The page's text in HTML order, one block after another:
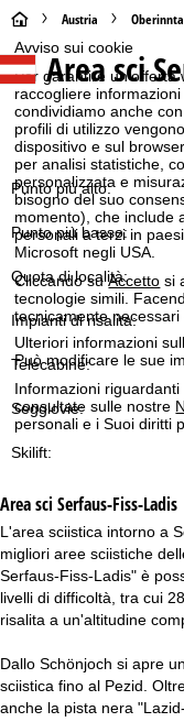
Avviso sui cookie
Per garantire un'offerta
raccogliere
condividiamo anche
profili di utilizzo
dispositivo e sul
per analisi statistiche,
personalizzata e
bisogno del suo
momento), che include
personali a terzi in
Microsoft negli USA.
Cliccando suAccetto si
tecnologie simili.
tecnicamente
Ulteriori informazioni
Può modificare le sue
Informazioni
consultate sulle nostre
personali e i Suoi diritti
H
o
m
e
p
a
g
e
Austria
Area sci
Punto più alto:
Punto più basso:
Quota di località:
Impianti di risalita:
Telecabine:
Seggiovie:
Skilift:
Area sci Serfaus-Fiss-Ladis
L'area sciistica intorno a
migliori aree sciistiche
Serfaus-Fiss-Ladis" è
livelli di difficoltà, tra cui
risalita a un'altitudine
Dallo Schönjoch si apre
sciistica fino al Pezid.
anche la pista nera